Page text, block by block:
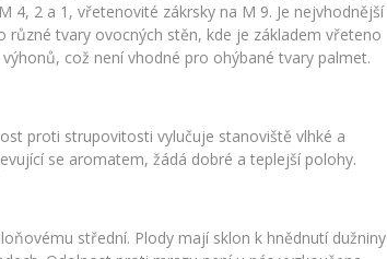
4, 2 a 1, vřetenovité zákrsky na M 9. Je nejvhodnější
tvary ovocných stěn, kde je základem vřeteno
což není vhodné pro ohýbané tvary palmet.
proti strupovitosti vylučuje stanoviště vlhké a
se aromatem, žádá dobré a teplejší polohy.
střední. Plody mají sklon k hnědnutí dužniny